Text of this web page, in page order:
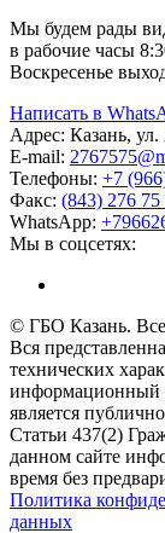
Мы будем рады
в рабочие часы
Воскресенье
Написать в
Адрес: Казань,
E-mail: 2767575
Телефоны: +7
Факс: (843) 276 75
WhatsApp:
Мы в соцсетях:
© ГБО Казань.
Вся
технических
информационный
является
Статьи 437(2)
данном сайте
время без
Политика
данных